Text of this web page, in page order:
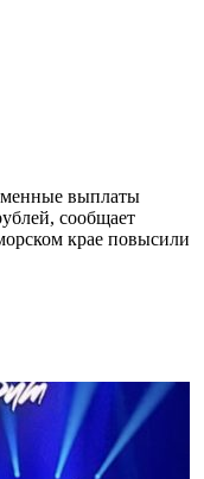
выплаты
сообщает
крае повысили